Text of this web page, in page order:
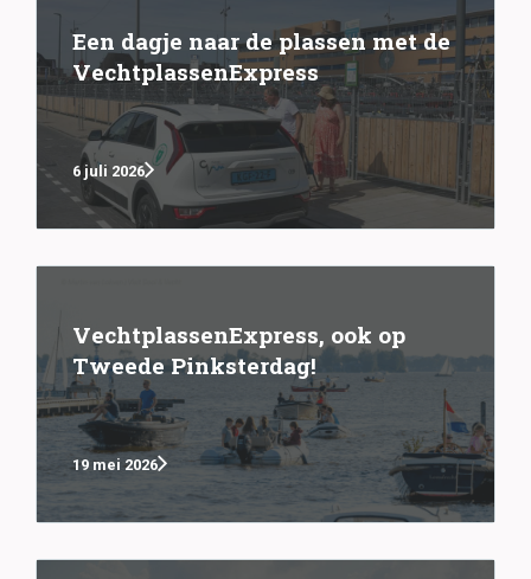
Een dagje naar de plassen met de
VechtplassenExpress
6 juli 2026
VechtplassenExpress, ook op
Tweede Pinksterdag!
19 mei 2026